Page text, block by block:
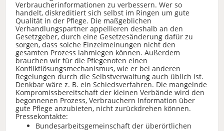
Verbraucherinformationen zu verbessern. Wer so
handelt, diskreditiert sich selbst im Ringen um gute
Qualität in der Pflege. Die maßgeblichen
Verhandlungspartner appellieren deshalb an den
Gesetzgeber, durch eine Gesetzesänderung dafür zu
sorgen, dass solche Einzelmeinungen nicht den
gesamten Prozess lahmlegen können. Außerdem
brauchen wir für die Pflegenoten einen
Konfliktlösungsmechanismus, wie er bei anderen
Regelungen durch die Selbstverwaltung auch üblich ist.
Denkbar wäre z. B. ein Schiedsverfahren. Die mangelnde
Kompromissbereitschaft der kleinen Verbände wird den
begonnenen Prozess, Verbrauchern Information über
gute Pflege anzubieten, nicht zurückdrehen können.
Pressekontakte:
Bundesarbeitsgemeinschaft der überörtlichen